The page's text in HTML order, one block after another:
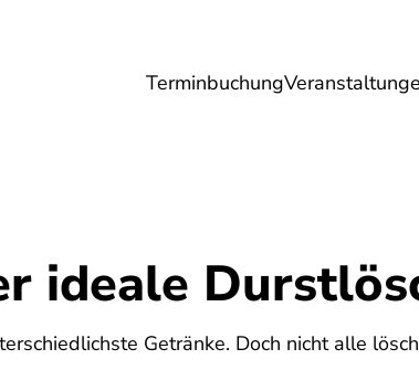
Terminbuchung
Gesundheit Energie
ideale
Getränke. Doch nicht alle